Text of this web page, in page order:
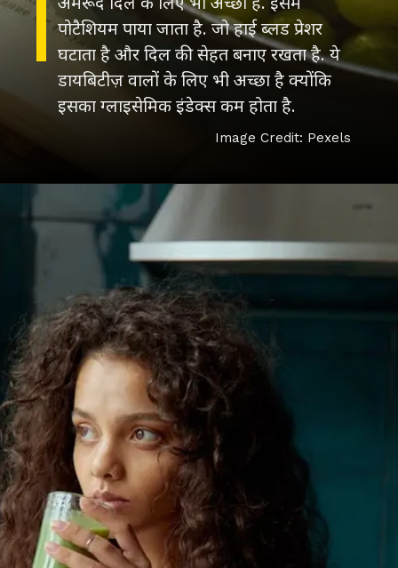
पोटैशियम पाया जाता है. जो हाई ब्लड प्रेशर
घटाता है और दिल की सेहत बनाए रखता है. ये
डायबिटीज़ वालों के लिए भी अच्छा है क्योंकि
इसका ग्लाइसेमिक इंडेक्स कम होता है.
Image Credit: Pexels